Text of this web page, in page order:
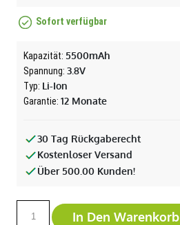
Sofort verfügbar
Kapazität: 5500mAh
Spannung: 3.8V
Typ: Li-Ion
Garantie: 12 Monate
30 Tag Rückgaberecht
Kostenloser Versand
Über 500.00 Kunden!
In Den Warenkorb